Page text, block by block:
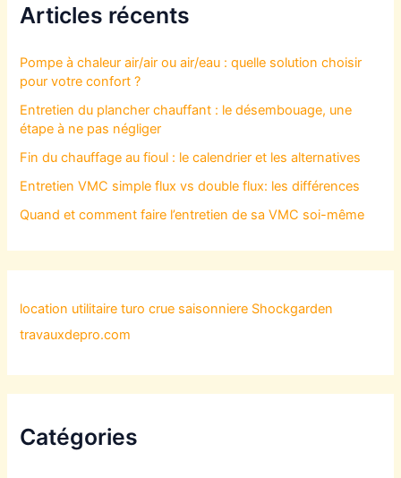
Articles récents
Pompe à chaleur air/air ou air/eau : quelle solution choisir
pour votre confort ?
Entretien du plancher chauffant : le désembouage, une
étape à ne pas négliger
Fin du chauffage au fioul : le calendrier et les alternatives
Entretien VMC simple flux vs double flux: les différences
Quand et comment faire l’entretien de sa VMC soi-même
location utilitaire turo crue saisonniere Shockgarden
travauxdepro.com
Catégories